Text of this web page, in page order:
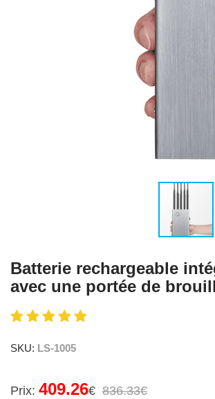
Batterie rechargeable
avec une portée de
SKU: LS-1005
Prix: 409.26€ 836.33€